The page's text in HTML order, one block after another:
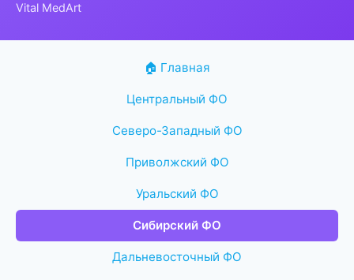
Vital MedArt
🏠 Главная
Центральный ФО
Северо-Западный ФО
Приволжский ФО
Уральский ФО
Сибирский ФО
Дальневосточный ФО